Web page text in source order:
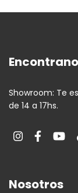
Showroom: Te
de 14 a 17hs.
Nosotros